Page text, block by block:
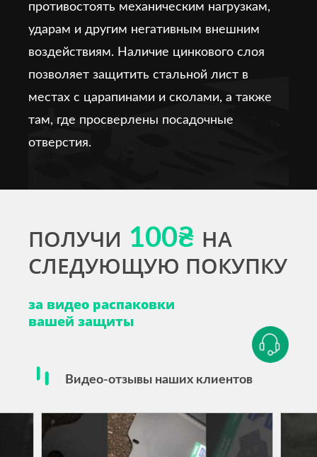
противостоять механическим нагрузкам,
ударам и другим негативным внешним
воздействиям. Наличие цинкового слоя
позволяет защитить стальной лист в
местах с царапинами и сколами, а также
там, где просверлены посадочные
отверстия.
ПОЛУЧИ 100₴ НА
СЛЕДУЮЩУЮ ПОКУПКУ
за видео распаковки
вашей защиты
Видео-отзывы наших клиентов